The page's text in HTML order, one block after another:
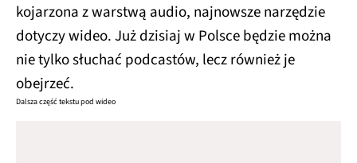
kojarzona z warstwą audio, najnowsze narzędzie
dotyczy wideo. Już dzisiaj w Polsce będzie można
nie tylko słuchać podcastów, lecz również je
obejrzeć.
Dalsza część tekstu pod wideo